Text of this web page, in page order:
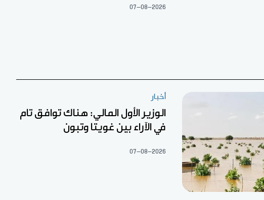
07-08-2026
أخبار
الوزير الأول المالي: هناك توافق تام
في الآراء بين غويتا وتبون
07-08-2026